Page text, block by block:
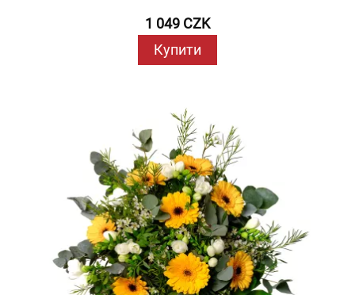
1 049 CZK
Купити